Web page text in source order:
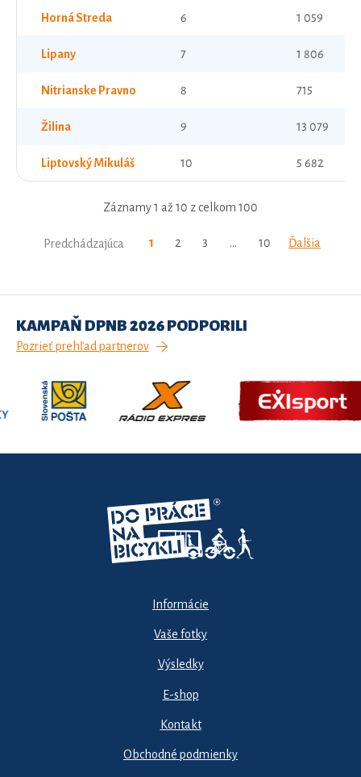
Horná Streda 6 1 059
Lipany 7 1 806
Nitrianske Pravno 8 715
Žilina 9 13 079
Liptovský Mikuláš 10 5 682
Záznamy 1 až 10 z celkom 100
Predchádzajúca 1 2 3 … 10 Ďalšia
KAMPAŇ DPNB 2026 PODPORILI
Pozrieť prehľad partnerov
Informácie
Vaše fotky
Výsledky
E-shop
Kontakt
Obchodné podmienky